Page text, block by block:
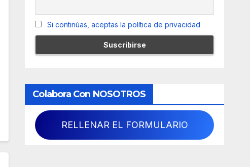
Si continúas, aceptas la política de privacidad
Colabora Con NOSOTROS
RELLENAR EL FORMULARIO